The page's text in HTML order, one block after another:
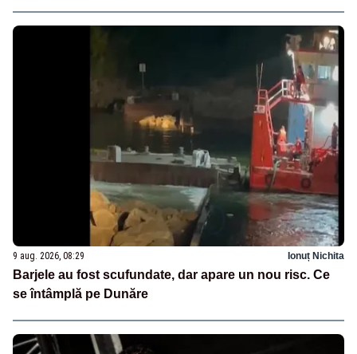
9 aug. 2026, 08:29 Ionuț Nichita
Barjele au fost scufundate, dar apare un nou risc. Ce
se întâmplă pe Dunăre